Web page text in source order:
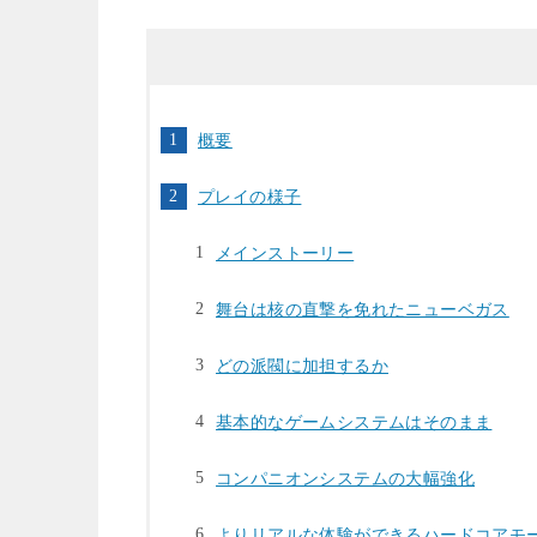
概要
プレイの様子
メインストーリー
舞台は核の直撃を免れたニューベガス
どの派閥に加担するか
基本的なゲームシステムはそのまま
コンパニオンシステムの大幅強化